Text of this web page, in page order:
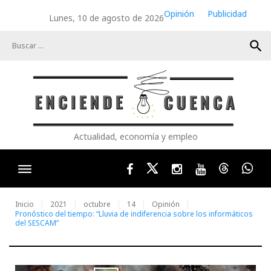
Lunes, 10 de agosto de 2026Opinión
Publicidad
search
Actualidad, economía y empleo
FacebookTwitterInstagram
YoutubeThreads
Inicio 2021 octubre 14
Opinión
Pronóstico del tiempo: “Lluvia de indiferencia sobre los informáticos
del SESCAM”